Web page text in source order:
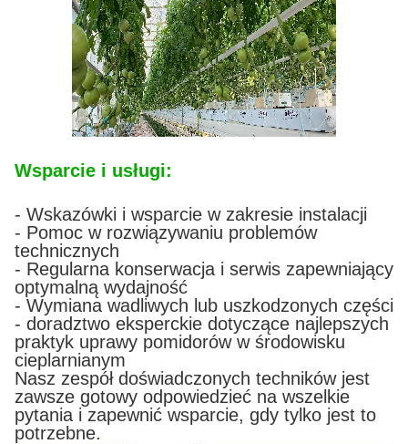
Wsparcie i usługi:
- Wskazówki i wsparcie w zakresie instalacji
- Pomoc w rozwiązywaniu problemów
technicznych
- Regularna konserwacja i serwis zapewniający
optymalną wydajność
- Wymiana wadliwych lub uszkodzonych części
- doradztwo eksperckie dotyczące najlepszych
praktyk uprawy pomidorów w środowisku
cieplarnianym
Nasz zespół doświadczonych techników jest
zawsze gotowy odpowiedzieć na wszelkie
pytania i zapewnić wsparcie, gdy tylko jest to
potrzebne.